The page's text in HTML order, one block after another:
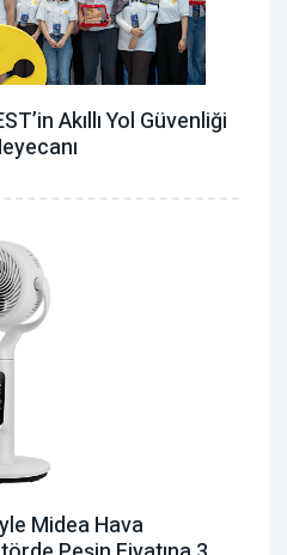
Akıllı Yol Güvenliği
Midea Hava